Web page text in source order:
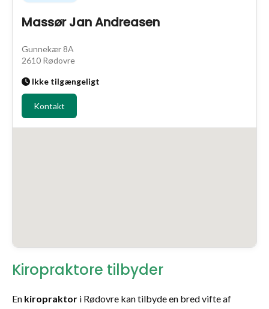
Massør Jan Andreasen
Gunnekær 8A
2610 Rødovre
Ikke tilgængeligt
Kontakt
Kiropraktore tilbyder
En kiropraktor i Rødovre kan tilbyde en bred vifte af